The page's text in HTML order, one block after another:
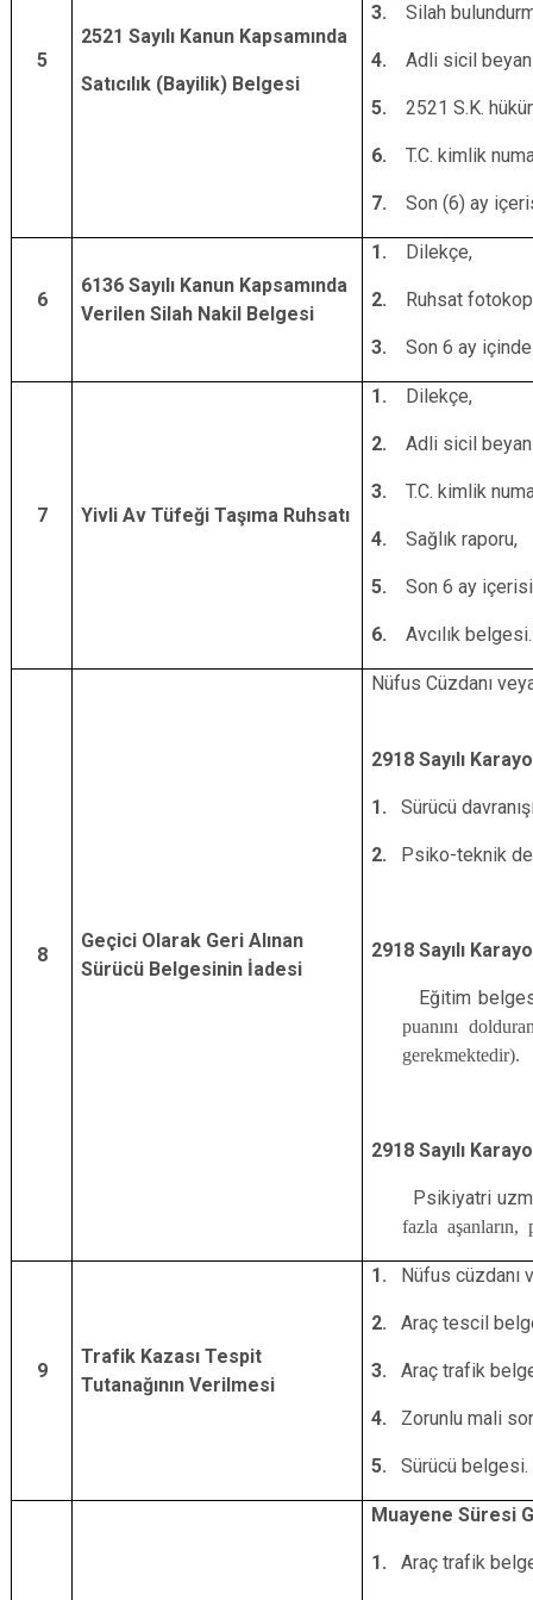
5
2521 Sayılı Kanun Kapsamında
Satıcılık (Bayilik) Belgesi
3. Silah
4. Adli sicil
5. 2521 S.K.
6. T.C. kimlik
7. Son (6) ay
6
6136 Sayılı Kanun Kapsamında
Verilen Silah Nakil Belgesi
1. Dilekçe,
2. Ruhsat
3. Son 6 ay
7 Yivli Av Tüfeği Taşıma Ruhsatı
1. Dilekçe,
2. Adli sicil
3. T.C. kimlik
4. Sağlık raporu,
5. Son 6 ay
6. Avcılık belgesi.
8
Geçici Olarak Geri Alınan
Sürücü Belgesinin İadesi
Nüfus Cüzdanı
2918 Sayılı
1. Sürücü
2. Psiko-teknik
2918 Sayılı
Eğitim belgesi,
puanını
gerekmektedir).
2918 Sayılı
Psikiyatri
fazla aşanların,
9
Trafik Kazası Tespit
Tutanağının Verilmesi
1. Nüfus cüzdanı
2. Araç tescil
3. Araç trafik
4. Zorunlu mali
5. Sürücü belgesi.
Muayene Süresi
1. Araç trafik